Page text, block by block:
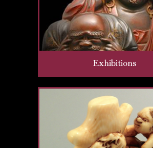
Exhibitions